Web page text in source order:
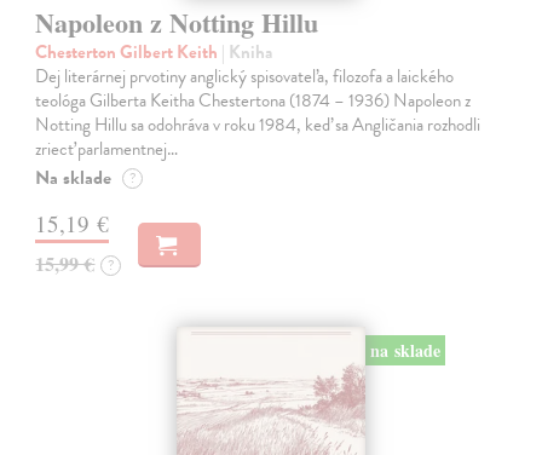
Napoleon z Notting Hillu
Chesterton Gilbert Keith | Kniha
Dej literárnej prvotiny anglický spisovateľa, filozofa a laického
teológa Gilberta Keitha Chestertona (1874 – 1936) Napoleon z
Notting Hillu sa odohráva v roku 1984, keď sa Angličania rozhodli
zriecť parlamentnej…
Na sklade ?
15,19 €
15,99 € ?
na sklade